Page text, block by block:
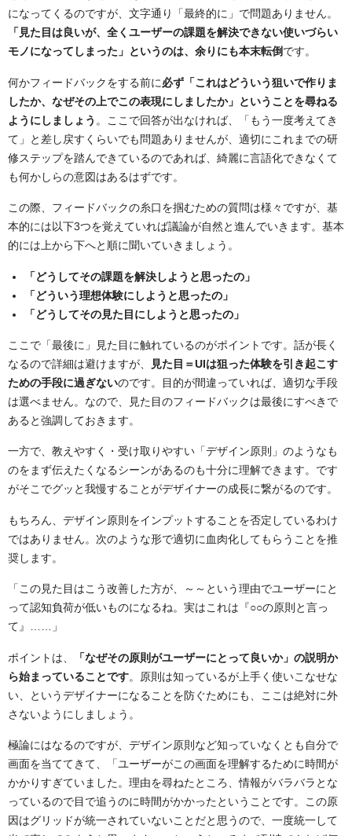
になってくるのですが、文字通り「最終的に」で問題ありません。
「見た目は良いが、全くユーザーの課題を解決できない使いづらい
モノになってしまった」というのは、余りにも本末転倒です。
何かフィードバックをする前に必ず「これはどういう狙いで作りま
したか、なぜその上でこの表現にしましたか」ということを尋ねる
ようにしましょう 。ここで回答が出なければ、「もう一度考えてき
て」と差し戻すくらいでも問題ありませんが、適切にこれまでの研
修ステップを踏んできているのであれば、綺麗に言語化できなくて
も何かしらの意図はあるはずです。
この際、フィードバックの糸口を掴むための質問は様々ですが、基
本的には以下3つを覚えていれば議論が自然と進んでいきます。基本
的には上から下へと順に聞いていきましょう。
「どうしてその課題を解決しようと思ったの」
「どういう理想体験にしようと思ったの」
「どうしてその見た目にしようと思ったの」
ここで「最後に」見た目に触れているのがポイントです。話が長く
なるので詳細は避けますが、
見た目＝UIは狙った体験を引き起こす
ための手段に過ぎないのです。目的が間違っていれば、適切な手段
は選べません。なので、見た目のフィードバックは最後にすべきで
あると強調しておきます。
一方で、教えやすく・受け取りやすい「デザイン原則」のようなも
のをまず伝えたくなるシーンがあるのも十分に理解できます。です
がそこでグッと我慢することがデザイナーの成長に繋がるのです。
もちろん、デザイン原則をインプットすることを否定しているわけ
ではありません。次のような形で適切に血肉化してもらうことを推
奨します。
「この見た目はこう改善した方が、～～という理由でユーザーにと
って認知負荷が低いものになるね。実はこれは『○○の原則と言っ
て』……」
ポイントは、
「なぜその原則がユーザーにとって良いか」の説明か
ら始まっていることです。原則は知っているが上手く使いこなせな
い、というデザイナーになることを防ぐためにも、ここは絶対に外
さないようにしましょう。
極論にはなるのですが、デザイン原則など知っていなくとも自分で
画面を当ててきて、「ユーザーがこの画面を理解するために時間が
かかりすぎていました。理由を尋ねたところ、情報がバラバラとな
っているので目で追うのに時間がかかったということです。この原
因はグリッドが統一されていないことだと思うので、一度統一して